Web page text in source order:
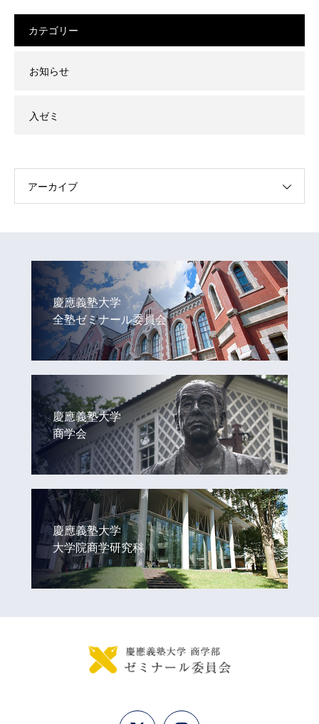
カテゴリー
お知らせ
入ゼミ
アーカイブ
慶應義塾大学
全塾ゼミナール委員会
慶應義塾大学
商学会
慶應義塾大学
大学院商学研究科